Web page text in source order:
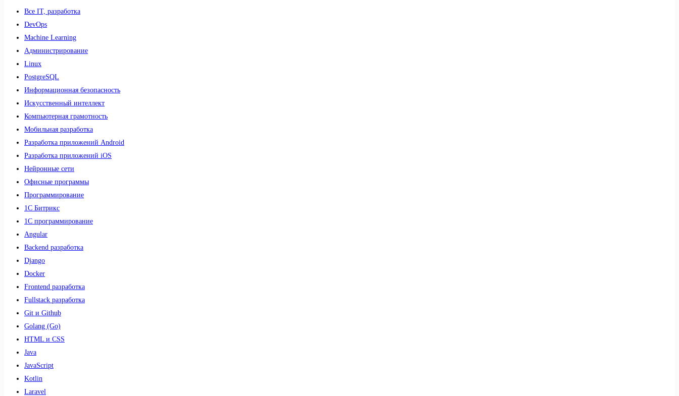
Все IT, разработка
DevOps
Machine Learning
Администрирование
Linux
PostgreSQL
Информационная безопасность
Искусственный интеллект
Компьютерная грамотность
Мобильная разработка
Разработка приложений Android
Разработка приложений iOS
Нейронные сети
Офисные программы
Программирование
1С Битрикс
1С программирование
Angular
Backend разработка
Django
Docker
Frontend разработка
Fullstack разработка
Git и Github
Golang (Go)
HTML и CSS
Java
JavaScript
Kotlin
Laravel